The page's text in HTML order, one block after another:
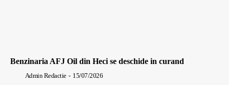
Benzinaria AFJ Oil din Heci se deschide in curand
Admin Redactie - 15/07/2026